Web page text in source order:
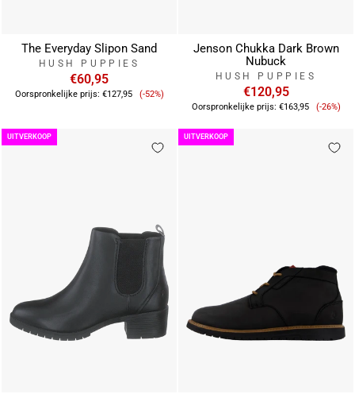
The Everyday Slipon Sand
HUSH PUPPIES
€60,95
Oorspronkelijke prijs: €127,95 Verkoopprijs
(-52%)
Jenson Chukka Dark Brown
Nubuck
HUSH PUPPIES
€120,95
Oorspronkelijke prijs: €163,95 (-26%)
UITVERKOOP UITVERKOOP